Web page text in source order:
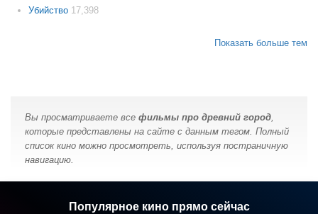
Убийство 17,398
Показать больше тем
Вы просматриваете все фильмы про древний город,
которые представлены на сайте с данным тегом. Полный
список кино можно просмотреть, используя постраничную
навигацию.
Популярное кино прямо сейчас